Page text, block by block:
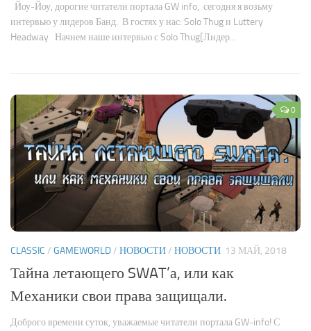
Йоу-Йоу, дорогие читатели портала GW info, сегодня я возьму
интервью у лидеров Банд. В гостях у нас: Solo Thug и Luttery
Headway Начнем наше интервью с Solo Thug[Лидер...
0
CLASSIC / GAMEWORLD/ НОВОСТИ/ НОВОСТИ 13 МАЙ, 2018
Тайна летающего SWAT’а, или как
Механики свои права защищали.
Доброго времени суток, уважаемые читатели портала GW-info! С